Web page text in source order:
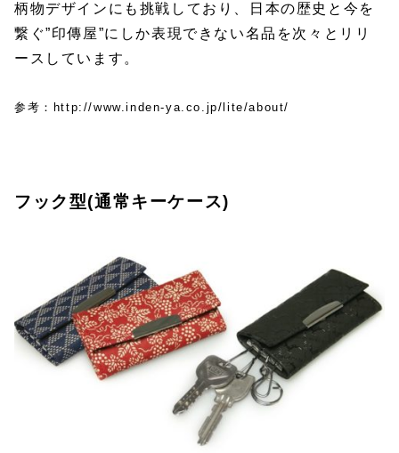
柄物デザインにも挑戦しており、日本の歴史と今を
繋ぐ”印傳屋”にしか表現できない名品を次々とリリ
ースしています。
参考：http://www.inden-ya.co.jp/lite/about/
フック型(通常キーケース)